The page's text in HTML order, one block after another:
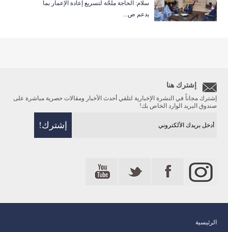
سلام: الحاجة ملحّة لتسريع إعادة الإعمار بما
يدعم ص...
إشترك هنا
إشترك مجاناً في النشرة الإخبارية لتلقي أحدث الأخبار ومقالات حصرية مباشرة على
صندوق البريد الوارد الخاص بك!
الرئيسية